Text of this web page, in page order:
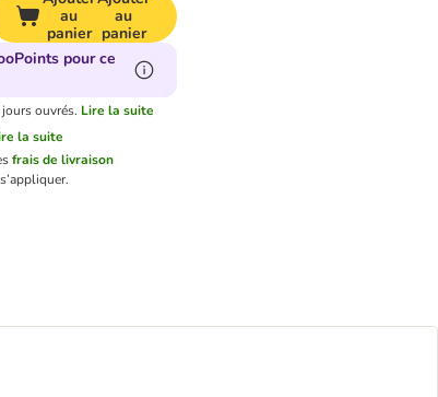
au
panier
au
panier
pour ce
ouvrés. Lire la suite
la suite
frais de livraison